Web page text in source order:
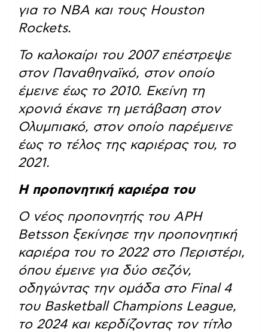
για το ΝΒΑ και τους Houston
Rockets.
Το καλοκαίρι του 2007 επέστρεψε
στον Παναθηναϊκό, στον οποίο
έμεινε έως το 2010. Εκείνη τη
χρονιά έκανε τη μετάβαση στον
Ολυμπιακό, στον οποίο παρέμεινε
έως το τέλος της καριέρας του, το
2021.
Η προπονητική καριέρα του
Ο νέος προπονητής του ΑΡΗ
Betsson ξεκίνησε την προπονητική
καριέρα του το 2022 στο Περιστέρι,
όπου έμεινε για δύο σεζόν,
οδηγώντας την ομάδα στο Final 4
του Basketball Champions League,
το 2024 και κερδίζοντας τον τίτλο